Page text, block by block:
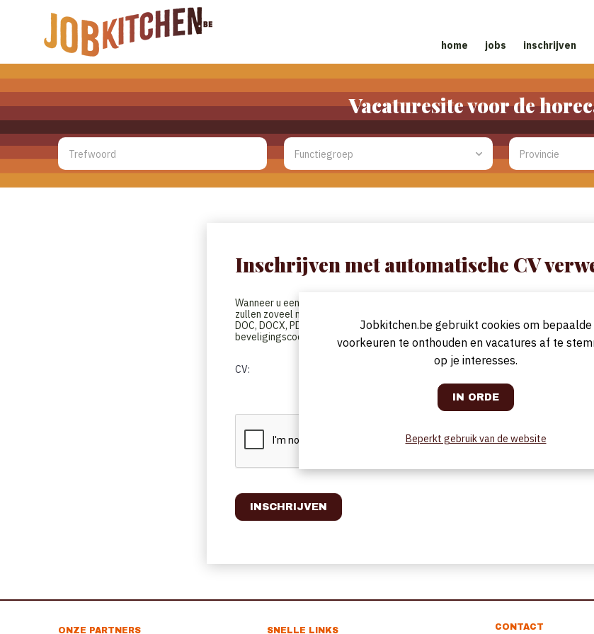
home jobs inschrijven
Vacaturesite voor de
Inschrijven met automatische CV
Wanneer u een CV heeft, kunt u dat hier invoegen. We zullen proberen uw CV
zullen zoveel mogelijk velden voor u invullen, zodat het registratieproces sneller
DOC, DOCX, PDF, ODT en RTF bestanden. Voordat uw CV verwerkt kan worden,
beveligingscode in de afbeelding hieronder over te nemen.
CV:
ONZE PARTNERS SNELLE LINKS CONTACT
Jobkitchen.be gebruikt cookies om bepaalde
voorkeuren te onthouden en vacatures af te
op je interesses.
Beperkt gebruik van de website